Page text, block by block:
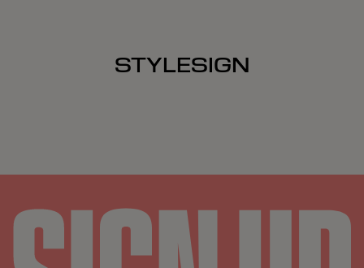
STYLESIGN